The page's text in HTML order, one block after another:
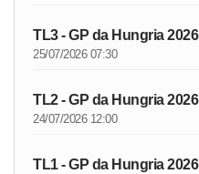
TL3 - GP da Hungria 2026
25/07/2026 07:30
TL2 - GP da Hungria 2026
24/07/2026 12:00
TL1 - GP da Hungria 2026